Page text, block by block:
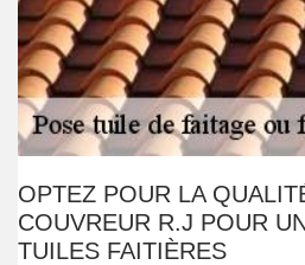
OPTEZ POUR LA
COUVREUR R.J POUR
TUILES FAITIÈRES